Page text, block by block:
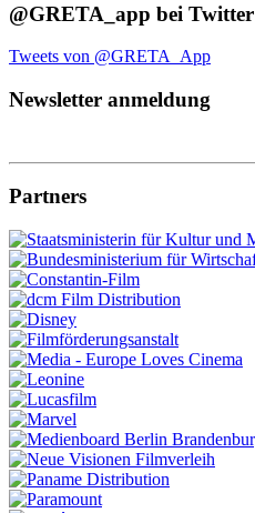
@GRETA_app bei Twitter
Tweets von @GRETA_App
Newsletter anmeldung
Partners